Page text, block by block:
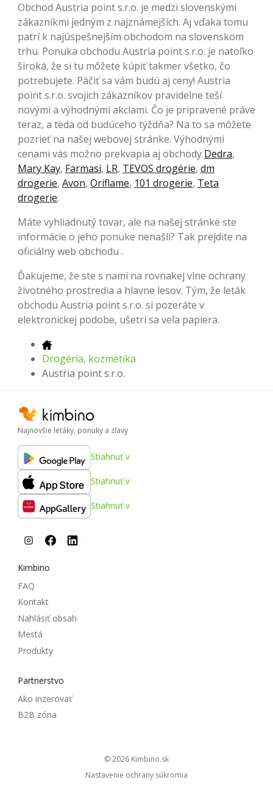
Obchod Austria point s.r.o. je medzi slovenskými
zákazníkmi jedným z najznámejších. Aj vďaka tomu
patrí k najúspešnejším obchodom na slovenskom
trhu. Ponuka obchodu Austria point s.r.o. je natoľko
široká, že si tu môžete kúpiť takmer všetko, čo
potrebujete. Páčiť sa vám budú aj ceny! Austria
point s.r.o. svojich zákazníkov pravidelne teší
novými a výhodnými akciami. Čo je pripravené práve
teraz, a teda od budúceho týždňa? Na to sa môžete
pozrieť na našej webovej stránke. Výhodnými
cenami vás možno prekvapia aj obchody Dedra,
Mary Kay, Farmasi, LR, TEVOS drogérie, dm
drogerie, Avon, Oriflame, 101 drogerie, Teta
drogerie.
Máte vyhliadnutý tovar, ale na našej stránke ste
informácie o jeho ponuke nenašli? Tak prejdite na
oficiálny web obchodu .
Ďakujeme, že ste s nami na rovnakej vlne ochrany
životného prostredia a hlavne lesov. Tým, že leták
obchodu Austria point s.r.o. si pozeráte v
elektronickej podobe, ušetrí sa veľa papiera.
Drogéria, kozmetika
Austria point s.r.o.
Najnovšie letáky, ponuky a zľavy
Stiahnuť v
Stiahnuť v
Stiahnuť v
Kimbino
FAQ
Kontakt
Nahlásiť obsah
Mestá
Produkty
Partnerstvo
Ako inzerovať
B2B zóna
© 2026
kimbino.sk
Nastavenie ochrany súkromia